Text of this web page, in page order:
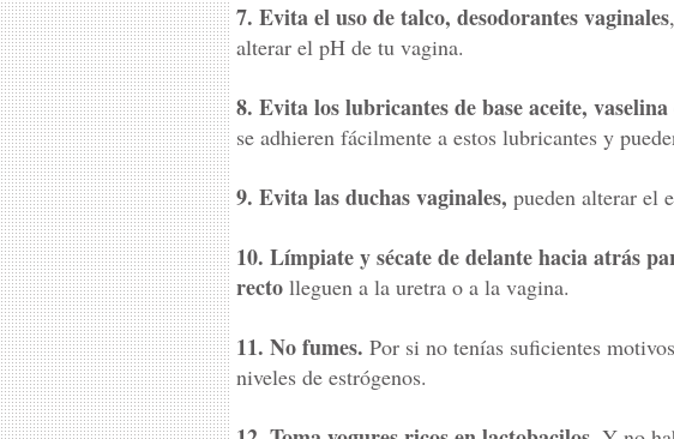
7. Evita el uso de talco, desodorantes vaginales
alterar el pH de tu vagina.
8. Evita los lubricantes de base aceite,
se adhieren fácilmente a estos lubricantes y
9. Evita las duchas vaginales, pueden alterar el
10. Límpiate y sécate de delante hacia atrás
recto lleguen a la uretra o a la vagina.
11. No fumes. Por si no tenías suficientes
niveles de estrógenos.